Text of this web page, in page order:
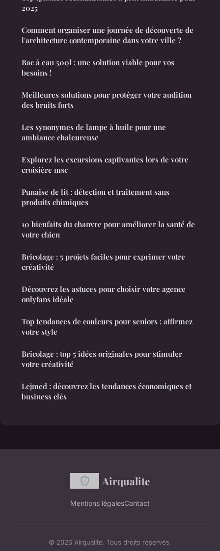
2025
Comment organiser une journée de découverte de
l'architecture contemporaine dans votre ville ?
Bac à eau 500l : une solution viable pour vos
besoins !
Meilleures solutions pour protéger votre audition
des bruits forts
Les synonymes de lampe à huile pour une
ambiance chaleureuse
Explorez les excursions captivantes lors de votre
croisière msc
Punaise de lit : détection et traitement sans
produits chimiques
10 bienfaits du chanvre pour améliorer la santé de
votre chien
Bricolage : 5 projets faciles pour exprimer votre
créativité
Découvrez les astuces pour choisir votre agence
onlyfans idéale
Top tendances de couleurs pour seniors : affirmez
votre style
Bricolage : top 5 idées originales pour stimuler
votre créativité
Lejmed : découvrez les tendances économiques et
business clés
Airqualite
Mentions légalesContact
© 2026 Airqualite. Tous droits réservés.